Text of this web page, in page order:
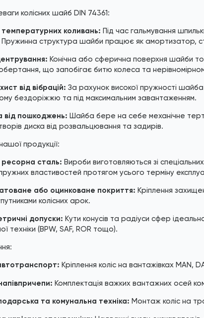
колісних шайб DIN 74361:
температурних коливань: Під час гальмування
Пружинна структура шайби працює як амортизатор,
Конічна або сферична поверхня шайби
що запобігає битю колеса та
від вібрацій: За рахунок високої пружності шайба
бездоріжжю та під максимальним завантаженням.
від пошкоджень: Шайба бере на себе механічне
диска від розвальцювання та задирів.
продукції:
ресорна сталь: Вироби виготовляються зі
властивостей протягом усього терміну
або оцинковане покриття: Кріплення
колісних арок.
допуски: Кути конусів та радіуси сфер
техніки (BPW, SAF, ROR тощо).
Кріплення коліс на вантажівках
Комплектація важких вантажних осей
та комунальна техніка: Монтаж коліс на